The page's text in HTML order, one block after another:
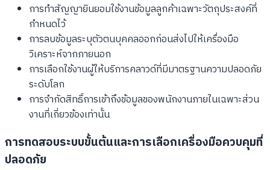
การทำสัญญายินยอมใช้งานข้อมูลลูกค้าเฉพาะวัตถุประสงค์ที่
กำหนดไว้
การลบข้อมูลระบุตัวตนบุคคลออกก่อนส่งไปให้เครื่องมือ
วิเคราะห์จากภายนอก
การเลือกใช้งานผู้ให้บริการคลาวด์ที่มีมาตรฐานความปลอดภัย
ระดับโลก
การจำกัดสิทธิ์การเข้าถึงข้อมูลของพนักงานภายในเฉพาะส่วน
งานที่เกี่ยวข้องเท่านั้น
การทดสอบระบบขั้นต้นและการเลือกเครื่องมือควบคุมที่
ปลอดภัย